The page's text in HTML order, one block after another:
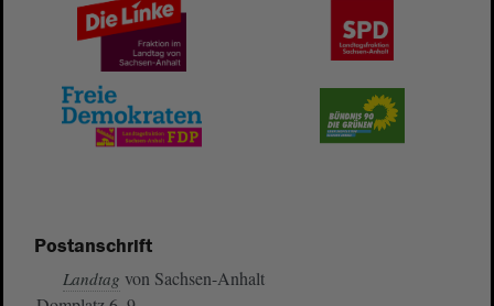
Postanschrift
Landtag von Sachsen-Anhalt